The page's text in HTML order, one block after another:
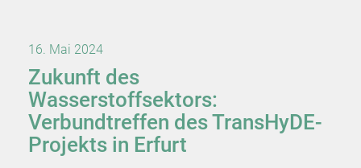
16. Mai 2024
Zukunft des
Wasserstoffsektors:
Verbundtreffen des TransHyDE-
Projekts in Erfurt